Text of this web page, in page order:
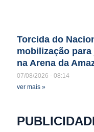
Torcida do
mobilização
na Arena da
07/08/2026 08:14
ver mais »